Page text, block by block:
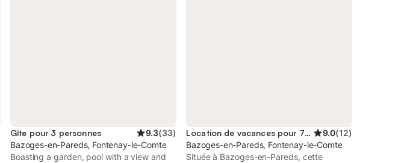
Gîte pour 3 personnes 9.3(33)
Bazoges-en-Pareds, Fontenay-le-Comte
Boasting a garden, pool with a view and
Location de vacances pour 7 personnes 9.0(12)
Bazoges-en-Pareds, Fontenay-le-Comte
Située à Bazoges-en-Pareds, cette